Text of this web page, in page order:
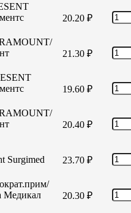
20.20 ₽
21.30 ₽
19.60 ₽
20.40 ₽
Surgimed
23.70 ₽
Медикал
20.30 ₽